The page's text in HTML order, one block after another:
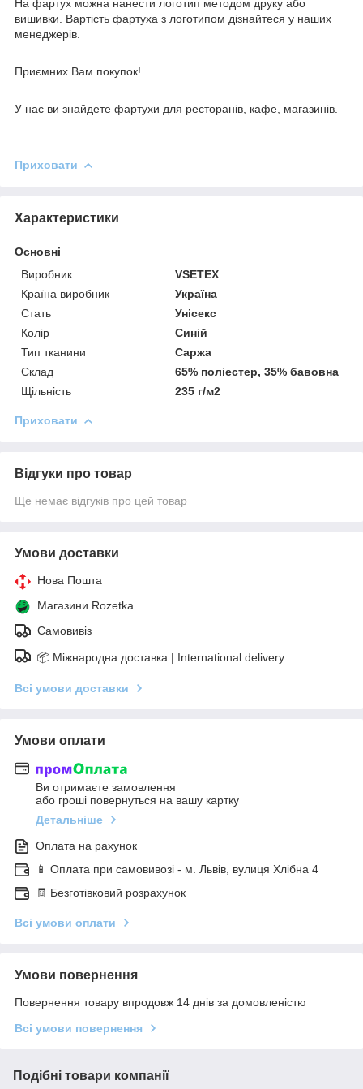
На фартух можна нанести логотип методом друку або
вишивки. Вартість фартуха з логотипом дізнайтеся у наших
менеджерів.
Приємних Вам покупок!
У нас ви знайдете фартухи для ресторанів, кафе, магазинів.
Приховати
Характеристики
Основні
Виробник
VSETEX
Країна виробник
Україна
Стать
Унісекс
Колір
Синій
Тип тканини
Саржа
Склад
65% поліестер, 35% бавовна
Щільність
235 г/м2
Приховати
Відгуки про товар
Ще немає відгуків про цей товар
Умови доставки
Нова Пошта
Магазини Rozetka
Самовивіз
📦 Міжнародна доставка | International delivery
Всі умови доставки
Умови оплати
Ви отримаєте замовлення
або гроші повернуться на вашу картку
Детальніше
Оплата на рахунок
📱 Оплата при самовивозі - м. Львів, вулиця Хлібна 4
🧾 Безготівковий розрахунок
Всі умови оплати
Умови повернення
Повернення товару впродовж 14 днів за домовленістю
Всі умови повернення
Подібні товари компанії